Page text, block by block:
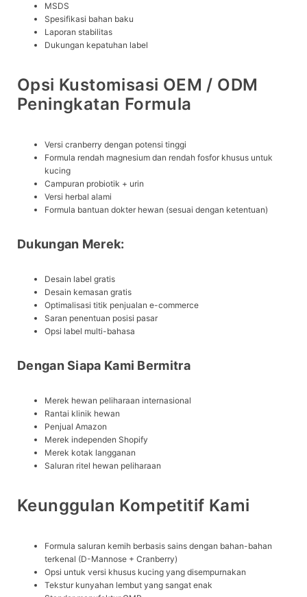
MSDS
Spesifikasi bahan baku
Laporan stabilitas
Dukungan kepatuhan label
Opsi Kustomisasi OEM / ODM
Peningkatan Formula
Versi cranberry dengan potensi tinggi
Formula rendah magnesium dan rendah fosfor khusus untuk
kucing
Campuran probiotik + urin
Versi herbal alami
Formula bantuan dokter hewan (sesuai dengan ketentuan)
Dukungan Merek:
Desain label gratis
Desain kemasan gratis
Optimalisasi titik penjualan e-commerce
Saran penentuan posisi pasar
Opsi label multi-bahasa
Dengan Siapa Kami Bermitra
Merek hewan peliharaan internasional
Rantai klinik hewan
Penjual Amazon
Merek independen Shopify
Merek kotak langganan
Saluran ritel hewan peliharaan
Keunggulan Kompetitif Kami
Formula saluran kemih berbasis sains dengan bahan-bahan
terkenal (D-Mannose + Cranberry)
Opsi untuk versi khusus kucing yang disempurnakan
Tekstur kunyahan lembut yang sangat enak